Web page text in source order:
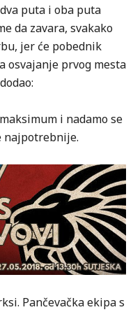
puta i oba puta
da zavara, svakako
jer će pobednik
osvajanje prvog mesta
i nadamo se
najpotrebnije.
Pančevačka ekipa s